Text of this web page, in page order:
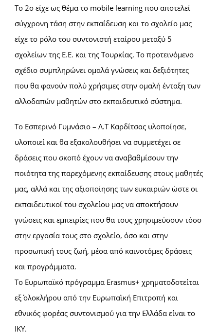
Το 2ο είχε ως θέμα το mobile learning που αποτελεί
σύγχρονη τάση στην εκπαίδευση και το σχολείο μας
είχε το ρόλο του συντονιστή εταίρου μεταξύ 5
σχολείων της Ε.Ε. και της Τουρκίας. Το προτεινόμενο
σχέδιο συμπληρώνει ομαλά γνώσεις και δεξιότητες
που θα φανούν πολύ χρήσιμες στην ομαλή ένταξη των
αλλοδαπών μαθητών στο εκπαιδευτικό σύστημα.
Το Εσπερινό Γυμνάσιο – Λ.Τ Καρδίτσας υλοποίησε,
υλοποιεί και θα εξακολουθήσει να συμμετέχει σε
δράσεις που σκοπό έχουν να αναβαθμίσουν την
ποιότητα της παρεχόμενης εκπαίδευσης στους μαθητές
μας, αλλά και της αξιοποίησης των ευκαιριών ώστε οι
εκπαιδευτικοί του σχολείου μας να αποκτήσουν
γνώσεις και εμπειρίες που θα τους χρησιμεύσουν τόσο
στην εργασία τους στο σχολείο, όσο και στην
προσωπική τους ζωή, μέσα από καινοτόμες δράσεις
και προγράμματα.
Το Ευρωπαϊκό πρόγραμμα Erasmus+ χρηματοδοτείται
εξ΄ ολοκλήρου από την Ευρωπαϊκή Επιτροπή και
εθνικός φορέας συντονισμού για την Ελλάδα είναι το
ΙΚΥ.